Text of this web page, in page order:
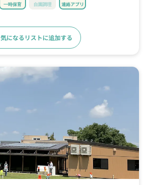
一時保育 自園調理 連絡アプリ
気になるリストに追加する